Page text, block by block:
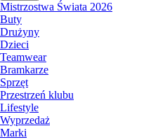
Mistrzostwa Świata 2026
Buty
Drużyny
Dzieci
Teamwear
Bramkarze
Sprzęt
Przestrzeń klubu
Lifestyle
Wyprzedaż
Marki